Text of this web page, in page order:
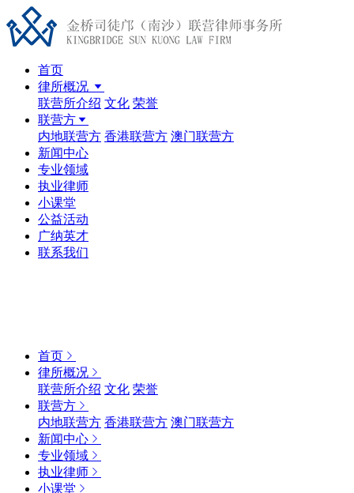
首页
律所概况
联营所介绍 文化 荣誉
联营方
内地联营方 香港联营方 澳门联营方
新闻中心
专业领域
执业律师
小课堂
公益活动
广纳英才
联系我们
首页
律所概况
联营所介绍 文化 荣誉
联营方
内地联营方 香港联营方 澳门联营方
新闻中心
专业领域
执业律师
小课堂